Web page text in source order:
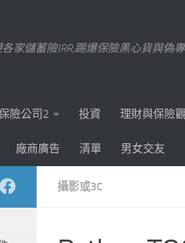
家儲蓄險IRR,踢爆保險黑心貨與偽
險公司2 投資 理財與保險
廠商廣告 清單 男女交友
攝影或3C